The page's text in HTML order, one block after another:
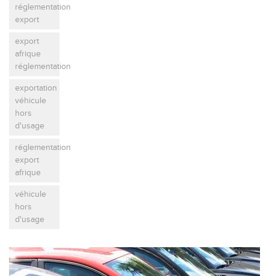
réglementation
export
export
afrique
réglementation
exportation
véhicule
hors
d'usage
réglementation
export
afrique
véhicule
hors
d'usage